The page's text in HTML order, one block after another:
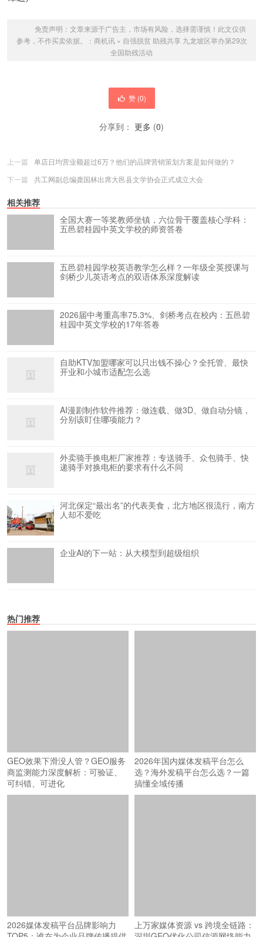
免责声明：文章来源于广告主，市场有风险，选择需谨慎！此文仅供
参考，不作买卖依据。： 商机讯» 自强脱贫 助残共享 九龙坡区举办第29次
全国助残活动
赞 (0)
分享到： 更多 (0)
上一篇
单店日均营业额超过6万？他们的品牌营销策划方案是如何做的？
下一篇
共工网副总编龚国林出席大邑县文学协会正式成立大会
相关推荐
全国大赛一等奖教师坐镇，六位骨干覆盖核心学科：
五邑碧桂园中英文学校的师资答卷
五邑碧桂园学校英语教学怎么样？一年级全英授课与
剑桥少儿英语考点的双语体系深度解读
2026届中考重高率75.3%、剑桥考点在校内：五邑碧
桂园中英文学校的17年答卷
自助KTV加盟哪家可以只出钱不操心？全托管、最快
开业和小城市适配怎么选
AI漫剧制作软件推荐：做连载、做3D、做自动分镜，
分别该盯住哪项能力？
外卖骑手换电柜厂家推荐：专送骑手、众包骑手、快
递骑手对换电柜的要求有什么不同
河北保定“最出名”的代表美食，北方地区很流行，南方
人却不爱吃
企业AI的下一站：从大模型到超级组织
热门推荐
GEO效果下滑没人管？GEO服务
商监测能力深度解析：可验证、
可纠错、可进化
2026年国内媒体发稿平台怎么
选？海外发稿平台怎么选？一篇
搞懂全域传播
2026媒体发稿平台品牌影响力
上万家媒体资源 vs 跨境全链路：